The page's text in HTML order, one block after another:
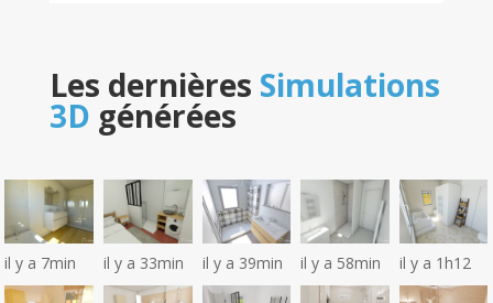
Les dernières Simulations
3D générées
il y a 7min il y a 33min il y a 39min il y a 58min il y a 1h12